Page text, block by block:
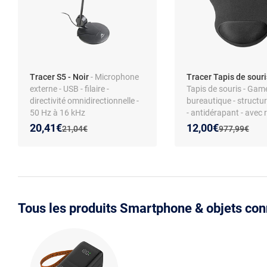
Tracer S5 - Noir- Microphone
externe - USB - filaire -
directivité omnidirectionnelle -
50 Hz à 16 kHz
Ancien prix :
21,04€
Nouveau prix :
20,41€
Réduction de :
Tracer Tapis de
Tapis de souris -
bureautique -
- antidérapant - avec
poignet Ancien prix :
977,99€
Nouveau prix :
12,00€
Réduction de :
Tous les produits Smartphone & objets